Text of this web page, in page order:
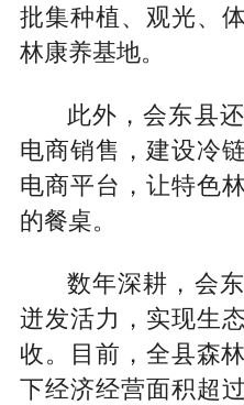
批集种植、观光、
林康养基地。
此外，会东县
电商销售，建设冷
电商平台，让特色
的餐桌。
数年深耕，会
迸发活力，实现生
收。目前，全县森
下经济经营面积超